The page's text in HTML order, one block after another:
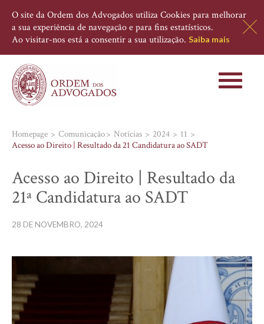
O site da Ordem dos Advogados utiliza Cookies para melhorar
a sua experiência de navegação e para fins estatísticos.
Ao visitar-nos está a consentir a sua utilização. Saiba mais
Toggle
Homepage Comunicação Notícias 2024
11
Acesso ao Direito | Resultado da 21 Candidatura ao SADT
Acesso ao Direito | Resultado da
21ª Candidatura ao SADT
28 DE NOVEMBRO, 2024